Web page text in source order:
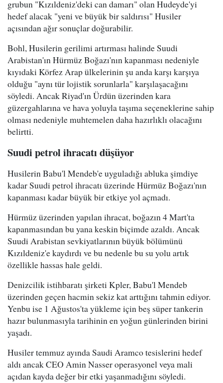
grubun "Kızıldeniz'deki can damarı" olan Hudeyde'yi
hedef alacak "yeni ve büyük bir saldırısı" Husiler
açısından ağır sonuçlar doğurabilir.
Bohl, Husilerin gerilimi artırması halinde Suudi
Arabistan'ın Hürmüz Boğazı'nın kapanması nedeniyle
kıyıdaki Körfez Arap ülkelerinin şu anda karşı karşıya
olduğu "aynı tür lojistik sorunlarla" karşılaşacağını
söyledi. Ancak Riyad'ın Ürdün üzerinden kara
güzergahlarına ve hava yoluyla taşıma seçeneklerine sahip
olması nedeniyle muhtemelen daha hazırlıklı olacağını
belirtti.
Suudi petrol ihracatı düşüyor
Husilerin Babu'l Mendeb'e uyguladığı abluka şimdiye
kadar Suudi petrol ihracatı üzerinde Hürmüz Boğazı'nın
kapanması kadar büyük bir etkiye yol açmadı.
Hürmüz üzerinden yapılan ihracat, boğazın 4 Mart'ta
kapanmasından bu yana keskin biçimde azaldı. Ancak
Suudi Arabistan sevkiyatlarının büyük bölümünü
Kızıldeniz'e kaydırdı ve bu nedenle bu su yolu artık
özellikle hassas hale geldi.
Denizcilik istihbaratı şirketi Kpler, Babu'l Mendeb
üzerinden geçen hacmin sekiz kat arttığını tahmin ediyor.
Yenbu ise 1 Ağustos'ta yükleme için beş süper tankerin
hazır bulunmasıyla tarihinin en yoğun günlerinden birini
yaşadı.
Husiler temmuz ayında Saudi Aramco tesislerini hedef
aldı ancak CEO Amin Nasser operasyonel veya mali
açıdan kayda değer bir etki yaşanmadığını söyledi.